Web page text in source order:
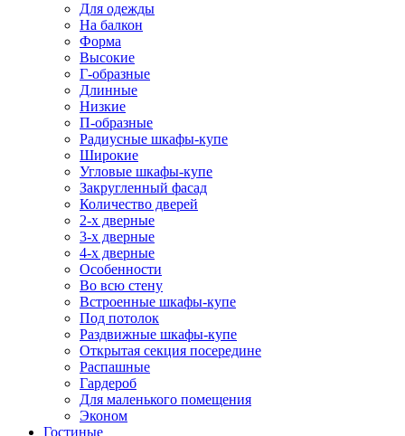
Для одежды
На балкон
Форма
Высокие
Г-образные
Длинные
Низкие
П-образные
Радиусные шкафы-купе
Широкие
Угловые шкафы-купе
Закругленный фасад
Количество дверей
2-х дверные
3-х дверные
4-х дверные
Особенности
Во всю стену
Встроенные шкафы-купе
Под потолок
Раздвижные шкафы-купе
Открытая секция посередине
Распашные
Гардероб
Для маленького помещения
Эконом
Гостиные